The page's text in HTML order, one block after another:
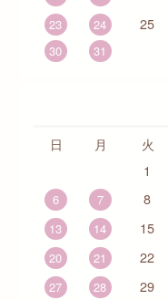
23 24 25
30 31
日 月 火
1
6 7 8
13 14 15
20 21 22
27 28 29